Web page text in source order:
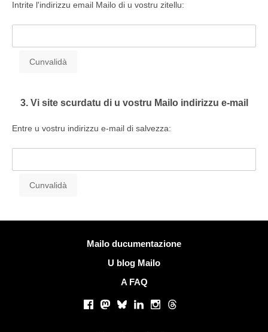
Intrite l'indirizzu email Mailo di u vostru zitellu:
3. Vi site scurdatu di u vostru Mailo indirizzu e-mail
Entre u vostru indirizzu e-mail di salvezza:
Mailo ducumentazione
U blog Mailo
A FAQ
Facebook
Mastodon
BlueskyLinkedInInstagram
Threads